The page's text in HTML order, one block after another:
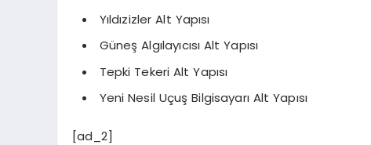
Yıldızizler Alt Yapısı
Güneş Algılayıcısı Alt Yapısı
Tepki Tekeri Alt Yapısı
Yeni Nesil Uçuş Bilgisayarı Alt Yapısı
[ad_2]